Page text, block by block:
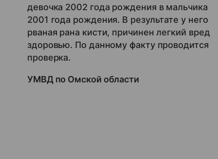
девочка 2002 года рождения в мальчика
2001 года рождения. В результате у него
рваная рана кисти, причинен легкий вред
здоровью. По данному факту проводится
проверка.
УМВД по Омской области